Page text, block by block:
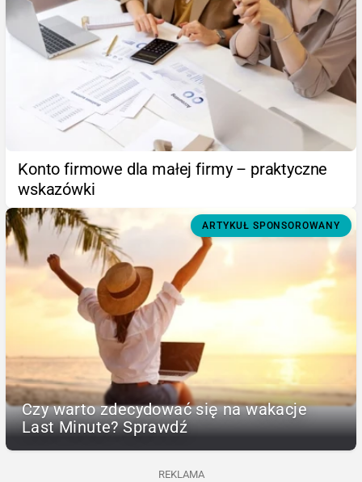
Konto firmowe dla małej firmy – praktyczne
wskazówki
ARTYKUŁ SPONSOROWANY
Czy warto zdecydować się na wakacje
Last Minute? Sprawdź
REKLAMA